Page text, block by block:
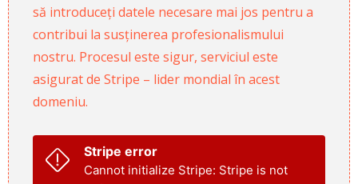
să introduceți datele necesare mai jos pentru a
contribui la susținerea profesionalismului
nostru. Procesul este sigur, serviciul este
asigurat de Stripe – lider mondial în acest
domeniu.
Stripe error
Cannot initialize Stripe: Stripe is not